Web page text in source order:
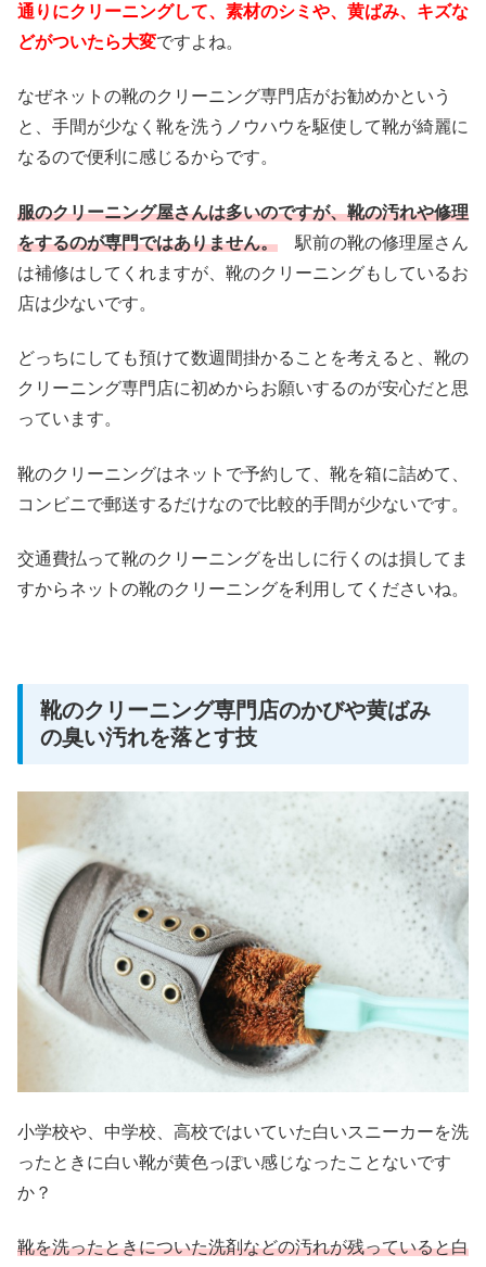
通りにクリーニングして、素材のシミや、黄ばみ、キズな
どがついたら大変ですよね。
なぜネットの靴のクリーニング専門店がお勧めかという
と、手間が少なく靴を洗うノウハウを駆使して靴が綺麗に
なるので便利に感じるからです。
服のクリーニング屋さんは多いのですが、靴の汚れや修理
をするのが専門ではありません。 駅前の靴の修理屋さん
は補修はしてくれますが、靴のクリーニングもしているお
店は少ないです。
どっちにしても預けて数週間掛かることを考えると、靴の
クリーニング専門店に初めからお願いするのが安心だと思
っています。
靴のクリーニングはネットで予約して、靴を箱に詰めて、
コンビニで郵送するだけなので比較的手間が少ないです。
交通費払って靴のクリーニングを出しに行くのは損してま
すからネットの靴のクリーニングを利用してくださいね。
靴のクリーニング専門店のかびや黄ばみ
の臭い汚れを落とす技
小学校や、中学校、高校ではいていた白いスニーカーを洗
ったときに白い靴が黄色っぽい感じなったことないです
か？
靴を洗ったときについた洗剤などの汚れが残っていると白